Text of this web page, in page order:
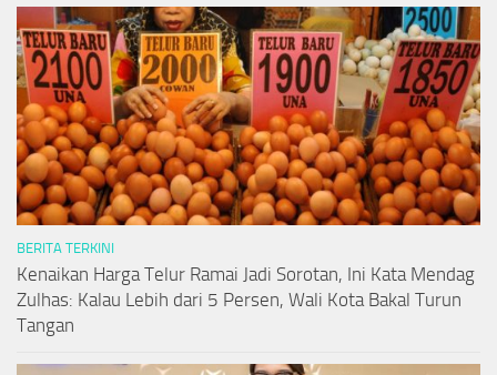
BERITA TERKINI
Kenaikan Harga Telur Ramai Jadi Sorotan, Ini Kata Mendag
Zulhas: Kalau Lebih dari 5 Persen, Wali Kota Bakal Turun
Tangan